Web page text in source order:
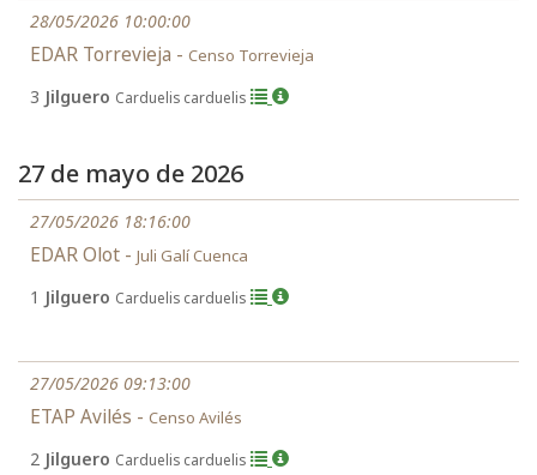
28/05/2026 10:00:00
EDAR Torrevieja - Censo Torrevieja
3 Jilguero Carduelis carduelis
27 de mayo de 2026
27/05/2026 18:16:00
EDAR Olot - Juli Galí Cuenca
1 Jilguero Carduelis carduelis
27/05/2026 09:13:00
ETAP Avilés - Censo Avilés
2 Jilguero Carduelis carduelis